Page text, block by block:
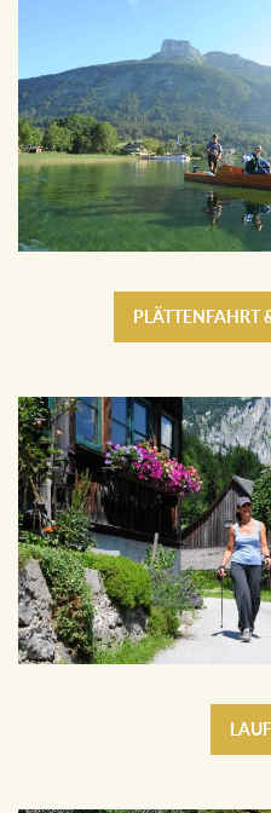
PLÄTTENFAHRT